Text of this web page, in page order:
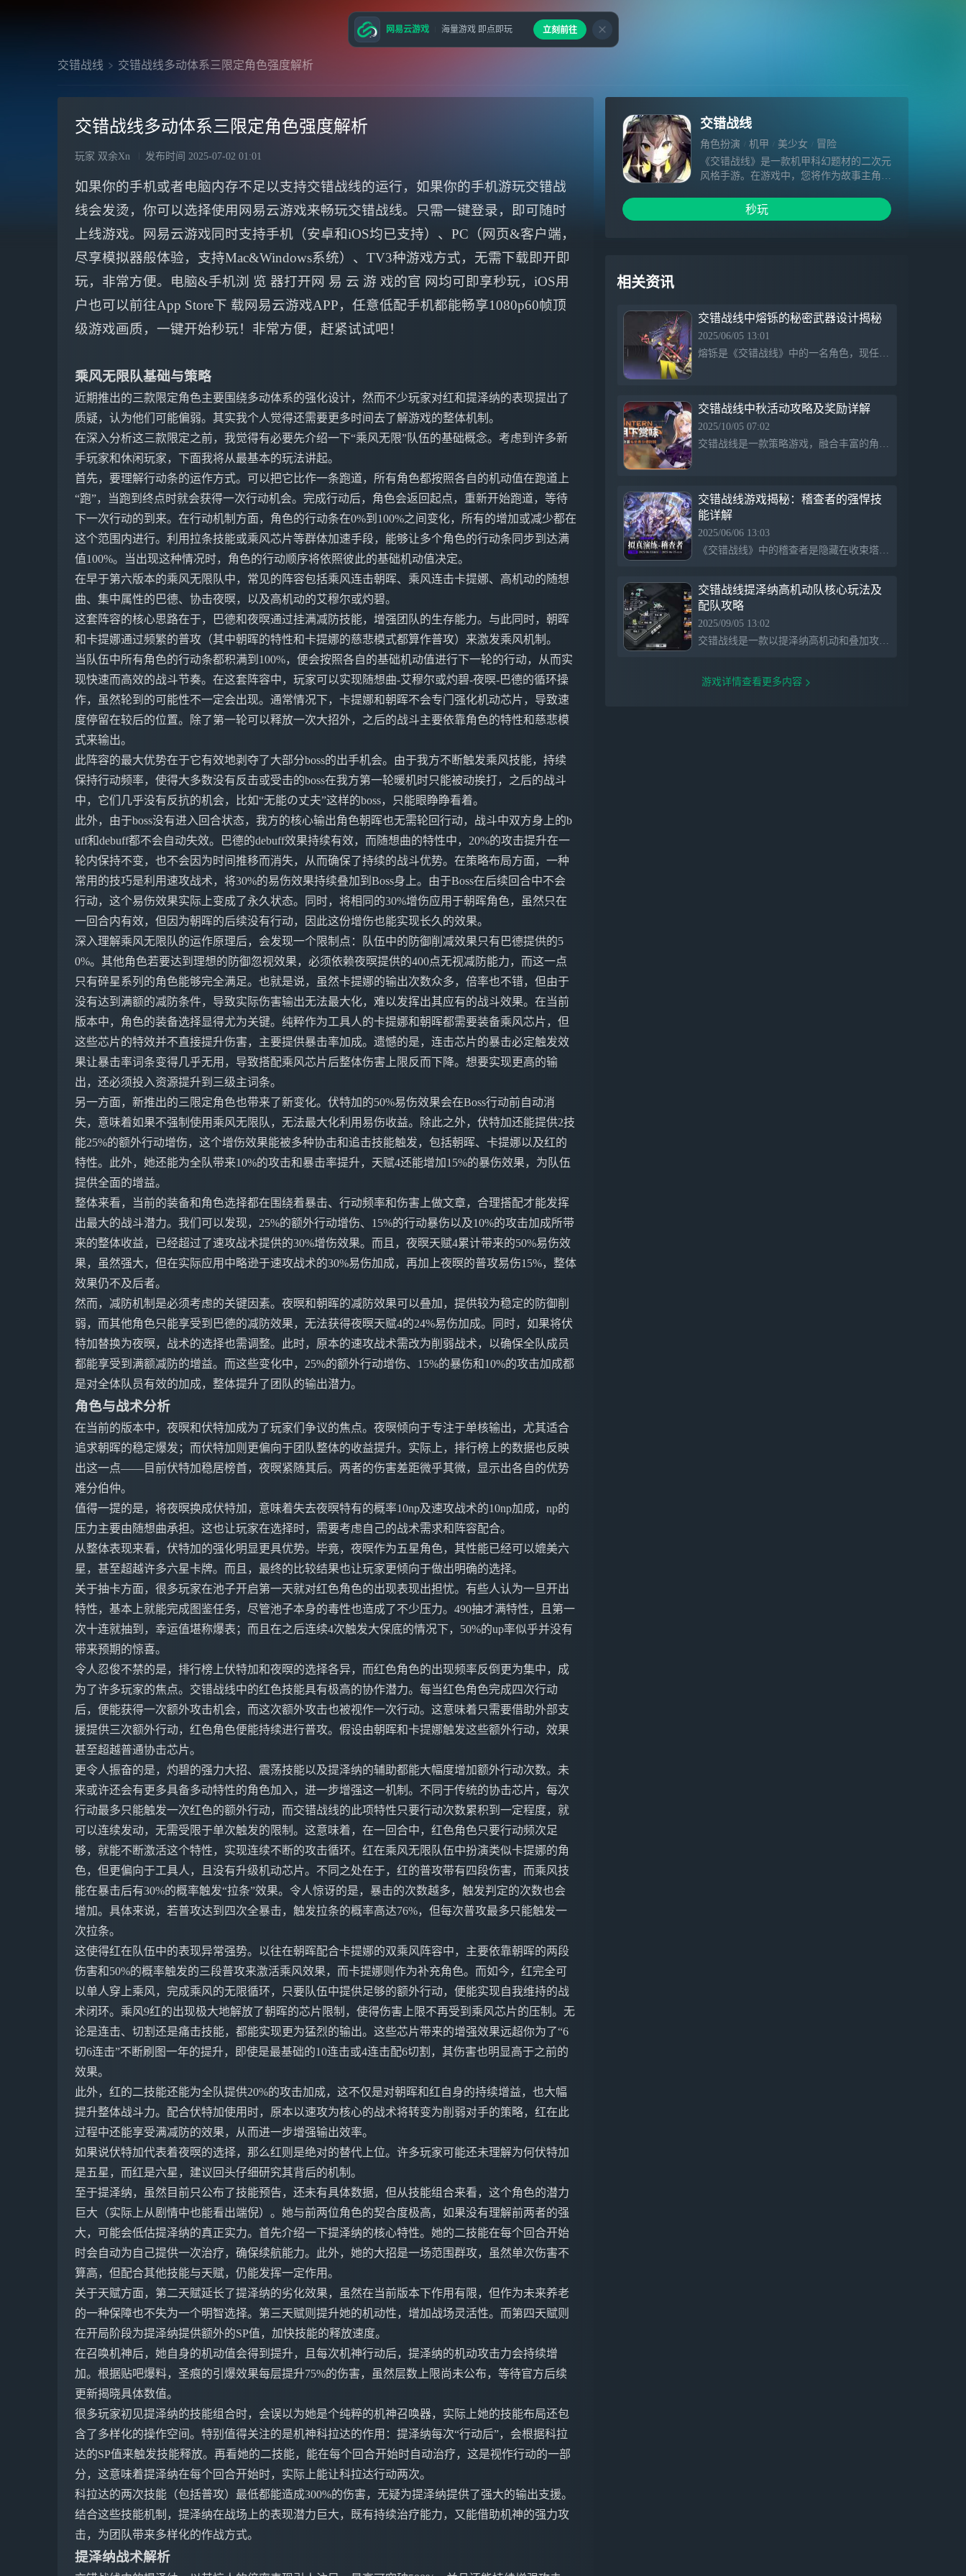
交错战线 交错战线多动体系三限定角色强度解析
交错战线多动体系三限定角色强度解析
玩家 双余Xn 发布时间 2025-07-02 01:01
如果你的手机或者电脑内存不足以支持交错战线的运行，如果你的手机游玩交错战
线会发烫，你可以选择使用网易云游戏来畅玩交错战线。只需一键登录，即可随时
上线游戏。网易云游戏同时支持手机（安卓和iOS均已支持）、PC（网页&客户端，
尽享模拟器般体验，支持Mac&Windows系统）、TV3种游戏方式，无需下载即开即
玩，非常方便。电脑&手机浏 览 器打开网 易 云 游 戏的官 网均可即享秒玩，iOS用
户也可以前往App Store下 载网易云游戏APP，任意低配手机都能畅享1080p60帧顶
级游戏画质，一键开始秒玩！非常方便，赶紧试试吧！
乘风无限队基础与策略
近期推出的三款限定角色主要围绕多动体系的强化设计，然而不少玩家对红和提泽纳的表现提出了
质疑，认为他们可能偏弱。其实我个人觉得还需要更多时间去了解游戏的整体机制。
在深入分析这三款限定之前，我觉得有必要先介绍一下“乘风无限”队伍的基础概念。考虑到许多新
手玩家和休闲玩家，下面我将从最基本的玩法讲起。
首先，要理解行动条的运作方式。可以把它比作一条跑道，所有角色都按照各自的机动值在跑道上
“跑”，当跑到终点时就会获得一次行动机会。完成行动后，角色会返回起点，重新开始跑道，等待
下一次行动的到来。在行动机制方面，角色的行动条在0%到100%之间变化，所有的增加或减少都在
这个范围内进行。利用拉条技能或乘风芯片等群体加速手段，能够让多个角色的行动条同步到达满
值100%。当出现这种情况时，角色的行动顺序将依照彼此的基础机动值决定。
在早于第六版本的乘风无限队中，常见的阵容包括乘风连击朝晖、乘风连击卡提娜、高机动的随想
曲、集中属性的巴德、协击夜暝，以及高机动的艾穆尔或灼碧。
这套阵容的核心思路在于，巴德和夜暝通过挂满减防技能，增强团队的生存能力。与此同时，朝晖
和卡提娜通过频繁的普攻（其中朝晖的特性和卡提娜的慈悲模式都算作普攻）来激发乘风机制。
当队伍中所有角色的行动条都积满到100%，便会按照各自的基础机动值进行下一轮的行动，从而实
现快速而高效的战斗节奏。在这套阵容中，玩家可以实现随想曲-艾穆尔或灼碧-夜暝-巴德的循环操
作，虽然轮到的可能性不一定会出现。通常情况下，卡提娜和朝晖不会专门强化机动芯片，导致速
度停留在较后的位置。除了第一轮可以释放一次大招外，之后的战斗主要依靠角色的特性和慈悲模
式来输出。
此阵容的最大优势在于它有效地剥夺了大部分boss的出手机会。由于我方不断触发乘风技能，持续
保持行动频率，使得大多数没有反击或受击的boss在我方第一轮暖机时只能被动挨打，之后的战斗
中，它们几乎没有反抗的机会，比如“无能の丈夫”这样的boss，只能眼睁睁看着。
此外，由于boss没有进入回合状态，我方的核心输出角色朝晖也无需轮回行动，战斗中双方身上的b
uff和debuff都不会自动失效。巴德的debuff效果持续有效，而随想曲的特性中，20%的攻击提升在一
轮内保持不变，也不会因为时间推移而消失，从而确保了持续的战斗优势。在策略布局方面，一种
常用的技巧是利用速攻战术，将30%的易伤效果持续叠加到Boss身上。由于Boss在后续回合中不会
行动，这个易伤效果实际上变成了永久状态。同时，将相同的30%增伤应用于朝晖角色，虽然只在
一回合内有效，但因为朝晖的后续没有行动，因此这份增伤也能实现长久的效果。
深入理解乘风无限队的运作原理后，会发现一个限制点：队伍中的防御削减效果只有巴德提供的5
0%。其他角色若要达到理想的防御忽视效果，必须依赖夜暝提供的400点无视减防能力，而这一点
只有碎星系列的角色能够完全满足。也就是说，虽然卡提娜的输出次数众多，倍率也不错，但由于
没有达到满额的减防条件，导致实际伤害输出无法最大化，难以发挥出其应有的战斗效果。在当前
版本中，角色的装备选择显得尤为关键。纯粹作为工具人的卡提娜和朝晖都需要装备乘风芯片，但
这些芯片的特效并不直接提升伤害，主要提供暴击率加成。遗憾的是，连击芯片的暴击必定触发效
果让暴击率词条变得几乎无用，导致搭配乘风芯片后整体伤害上限反而下降。想要实现更高的输
出，还必须投入资源提升到三级主词条。
另一方面，新推出的三限定角色也带来了新变化。伏特加的50%易伤效果会在Boss行动前自动消
失，意味着如果不强制使用乘风无限队，无法最大化利用易伤收益。除此之外，伏特加还能提供2技
能25%的额外行动增伤，这个增伤效果能被多种协击和追击技能触发，包括朝晖、卡提娜以及红的
特性。此外，她还能为全队带来10%的攻击和暴击率提升，天赋4还能增加15%的暴伤效果，为队伍
提供全面的增益。
整体来看，当前的装备和角色选择都在围绕着暴击、行动频率和伤害上做文章，合理搭配才能发挥
出最大的战斗潜力。我们可以发现，25%的额外行动增伤、15%的行动暴伤以及10%的攻击加成所带
来的整体收益，已经超过了速攻战术提供的30%增伤效果。而且，夜暝天赋4累计带来的50%易伤效
果，虽然强大，但在实际应用中略逊于速攻战术的30%易伤加成，再加上夜暝的普攻易伤15%，整体
效果仍不及后者。
然而，减防机制是必须考虑的关键因素。夜暝和朝晖的减防效果可以叠加，提供较为稳定的防御削
弱，而其他角色只能享受到巴德的减防效果，无法获得夜暝天赋4的24%易伤加成。同时，如果将伏
特加替换为夜暝，战术的选择也需调整。此时，原本的速攻战术需改为削弱战术，以确保全队成员
都能享受到满额减防的增益。而这些变化中，25%的额外行动增伤、15%的暴伤和10%的攻击加成都
是对全体队员有效的加成，整体提升了团队的输出潜力。
角色与战术分析
在当前的版本中，夜暝和伏特加成为了玩家们争议的焦点。夜暝倾向于专注于单核输出，尤其适合
追求朝晖的稳定爆发；而伏特加则更偏向于团队整体的收益提升。实际上，排行榜上的数据也反映
出这一点——目前伏特加稳居榜首，夜暝紧随其后。两者的伤害差距微乎其微，显示出各自的优势
难分伯仲。
值得一提的是，将夜暝换成伏特加，意味着失去夜暝特有的概率10np及速攻战术的10np加成，np的
压力主要由随想曲承担。这也让玩家在选择时，需要考虑自己的战术需求和阵容配合。
从整体表现来看，伏特加的强化明显更具优势。毕竟，夜暝作为五星角色，其性能已经可以媲美六
星，甚至超越许多六星卡牌。而且，最终的比较结果也让玩家更倾向于做出明确的选择。
关于抽卡方面，很多玩家在池子开启第一天就对红色角色的出现表现出担忧。有些人认为一旦开出
特性，基本上就能完成图鉴任务，尽管池子本身的毒性也造成了不少压力。490抽才满特性，且第一
次十连就抽到，幸运值堪称爆表；而且在之后连续4次触发大保底的情况下，50%的up率似乎并没有
带来预期的惊喜。
令人忍俊不禁的是，排行榜上伏特加和夜暝的选择各异，而红色角色的出现频率反倒更为集中，成
为了许多玩家的焦点。交错战线中的红色技能具有极高的协作潜力。每当红色角色完成四次行动
后，便能获得一次额外攻击机会，而这次额外攻击也被视作一次行动。这意味着只需要借助外部支
援提供三次额外行动，红色角色便能持续进行普攻。假设由朝晖和卡提娜触发这些额外行动，效果
甚至超越普通协击芯片。
更令人振奋的是，灼碧的强力大招、震荡技能以及提泽纳的辅助都能大幅度增加额外行动次数。未
来或许还会有更多具备多动特性的角色加入，进一步增强这一机制。不同于传统的协击芯片，每次
行动最多只能触发一次红色的额外行动，而交错战线的此项特性只要行动次数累积到一定程度，就
可以连续发动，无需受限于单次触发的限制。这意味着，在一回合中，红色角色只要行动频次足
够，就能不断激活这个特性，实现连续不断的攻击循环。红在乘风无限队伍中扮演类似卡提娜的角
色，但更偏向于工具人，且没有升级机动芯片。不同之处在于，红的普攻带有四段伤害，而乘风技
能在暴击后有30%的概率触发“拉条”效果。令人惊讶的是，暴击的次数越多，触发判定的次数也会
增加。具体来说，若普攻达到四次全暴击，触发拉条的概率高达76%，但每次普攻最多只能触发一
次拉条。
这使得红在队伍中的表现异常强势。以往在朝晖配合卡提娜的双乘风阵容中，主要依靠朝晖的两段
伤害和50%的概率触发的三段普攻来激活乘风效果，而卡提娜则作为补充角色。而如今，红完全可
以单人穿上乘风，完成乘风的无限循环，只要队伍中提供足够的额外行动，便能实现自我维持的战
术闭环。乘风9红的出现极大地解放了朝晖的芯片限制，使得伤害上限不再受到乘风芯片的压制。无
论是连击、切割还是痛击技能，都能实现更为猛烈的输出。这些芯片带来的增强效果远超你为了“6
切6连击”不断刷图一年的提升，即使是最基础的10连击或4连击配6切割，其伤害也明显高于之前的
效果。
此外，红的二技能还能为全队提供20%的攻击加成，这不仅是对朝晖和红自身的持续增益，也大幅
提升整体战斗力。配合伏特加使用时，原本以速攻为核心的战术将转变为削弱对手的策略，红在此
过程中还能享受满减防的效果，从而进一步增强输出效率。
如果说伏特加代表着夜暝的选择，那么红则是绝对的替代上位。许多玩家可能还未理解为何伏特加
是五星，而红是六星，建议回头仔细研究其背后的机制。
至于提泽纳，虽然目前只公布了技能预告，还未有具体数据，但从技能组合来看，这个角色的潜力
巨大（实际上从剧情中也能看出端倪）。她与前两位角色的契合度极高，如果没有理解前两者的强
大，可能会低估提泽纳的真正实力。首先介绍一下提泽纳的核心特性。她的二技能在每个回合开始
时会自动为自己提供一次治疗，确保续航能力。此外，她的大招是一场范围群攻，虽然单次伤害不
算高，但配合其他技能与天赋，仍能发挥一定作用。
关于天赋方面，第二天赋延长了提泽纳的劣化效果，虽然在当前版本下作用有限，但作为未来养老
的一种保障也不失为一个明智选择。第三天赋则提升她的机动性，增加战场灵活性。而第四天赋则
在开局阶段为提泽纳提供额外的SP值，加快技能的释放速度。
在召唤机神后，她自身的机动值会得到提升，且每次机神行动后，提泽纳的机动攻击力会持续增
加。根据贴吧爆料，圣痕的引爆效果每层提升75%的伤害，虽然层数上限尚未公布，等待官方后续
更新揭晓具体数值。
很多玩家初见提泽纳的技能组合时，会误以为她是个纯粹的机神召唤器，实际上她的技能布局还包
含了多样化的操作空间。特别值得关注的是机神科拉达的作用：提泽纳每次“行动后”，会根据科拉
达的SP值来触发技能释放。再看她的二技能，能在每个回合开始时自动治疗，这是视作行动的一部
分，这意味着提泽纳在每个回合开始时，实际上能让科拉达行动两次。
科拉达的两次技能（包括普攻）最低都能造成300%的伤害，无疑为提泽纳提供了强大的输出支援。
结合这些技能机制，提泽纳在战场上的表现潜力巨大，既有持续治疗能力，又能借助机神的强力攻
击，为团队带来多样化的作战方式。
提泽纳战术解析
交错战线
角色扮演 机甲 美少女
冒险
《交错战线》是一款机甲科幻题材的二次元
风格手游。在游戏中，您将作为故事主角，
在未知的星系中进行探索。探索途中会遭遇
诸多敌人，会结识志同道合的伙伴，更会在
秒玩
相关资讯
交错战线中熔铄的秘密武器设计揭秘
2025/06/05 13:01
熔铄是《交错战线》中的一名角色，现任天阶原的枢纽守卫之一。她专注于武器设计与制造，性格较为内向，喜欢独自工作，通常不愿意被打扰。尽管与鸣刃关系亲密，但熔铄更愿意通过创造物来沟通。她的执着与专注使她在众多碎星人中显得独特，玩家可以与她合作改造武器和防御设施。
交错战线中秋活动攻略及奖励详解
2025/10/05 07:02
交错战线是一款策略游戏，融合丰富的角色养成和战斗元素。近期为庆祝中秋节，游戏举办赏月晚宴及合影活动，玩家可拍摄月亮或美食照片，参与抽奖获得时装和周边奖励，增强互动体验，营造节日氛围。
交错战线游戏揭秘：稽查者的强悍技
能详解
2025/06/06 13:03
《交错战线》中的稽查者是隐藏在收束塔深处的强大存在，具备高智能和自我意识，其战斗力超越机神。稽查者能够对多个单位造成巨额能量伤害，并施加“机动弱化”和“行动倒退”效果，影响战局动态。
交错战线提泽纳高机动队核心玩法及
配队攻略
2025/09/05 13:02
交错战线是一款以提泽纳高机动和叠加攻击为核心的战略游戏，配队需包括提泽纳、白蛉、辉砾、极光和乌琳，合理站位和角色操作能有效提升战斗表现。提泽纳通过特殊天赋实现每次攻击后机动值大幅提升，配合白蛉的回血解控和辉砾的防御辅助，以及极光和乌琳的能量管理，实现高效打击和持续作战能力。
游戏详情查看更多内容
网易云游戏 海量游戏 即点即玩 立刻前往